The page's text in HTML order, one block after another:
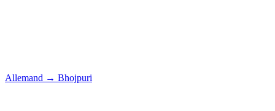
Allemand → Bhojpuri